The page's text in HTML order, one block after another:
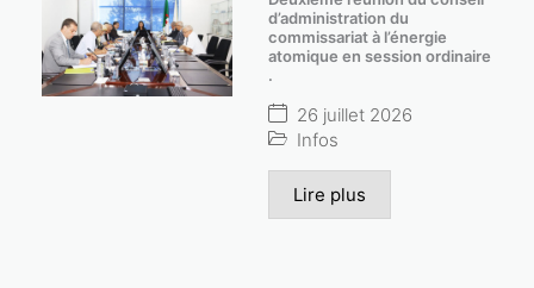
d’administration du
commissariat à l’énergie
atomique en session ordinaire
.
26 juillet 2026
Infos
Lire plus